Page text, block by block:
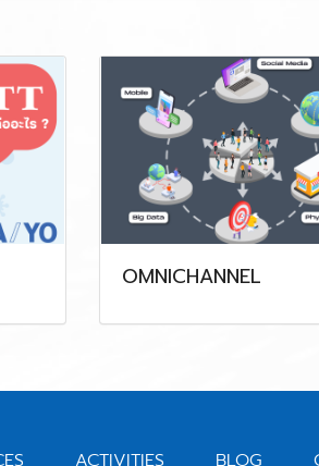
OMNICHANNEL
ACTIVITIES BLOG